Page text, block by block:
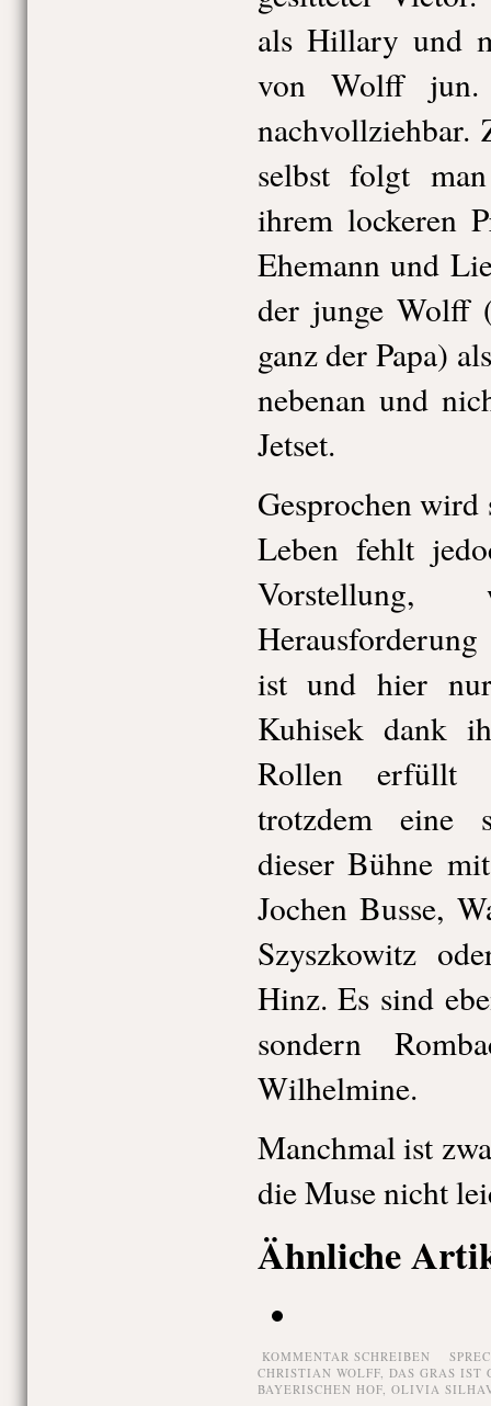
als Hillary und
von Wolff jun.
nachvollziehbar.
selbst folgt
ihrem lockeren
Ehemann und
der junge Wolff
ganz der Papa)
nebenan und
Jetset.
Gesprochen wird
Leben fehlt
ist und hier
Kuhisek dank
Rollen erfüllt
trotzdem eine
dieser Bühne
Jochen Busse,
Szyszkowitz
Hinz. Es sind
sondern
Wilhelmine.
Manchmal ist
die Muse nicht
Ähnliche
KOMMENTAR SCHREIBEN
CHRISTIAN WOLFF, DAS GRAS IST
BAYERISCHEN HOF, OLIVIA